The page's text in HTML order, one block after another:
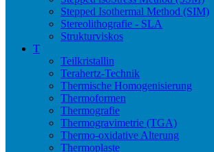
Stepped Isothermal Method (SIM)
Stereolithografie - SLA
Strukturviskos
T
Teilkristallin
Terahertz-Technik
Thermische Homogenisierung
Thermoformen
Thermografie
Thermogravimetrie (TGA)
Thermo-oxidative Alterung
Thermoplaste